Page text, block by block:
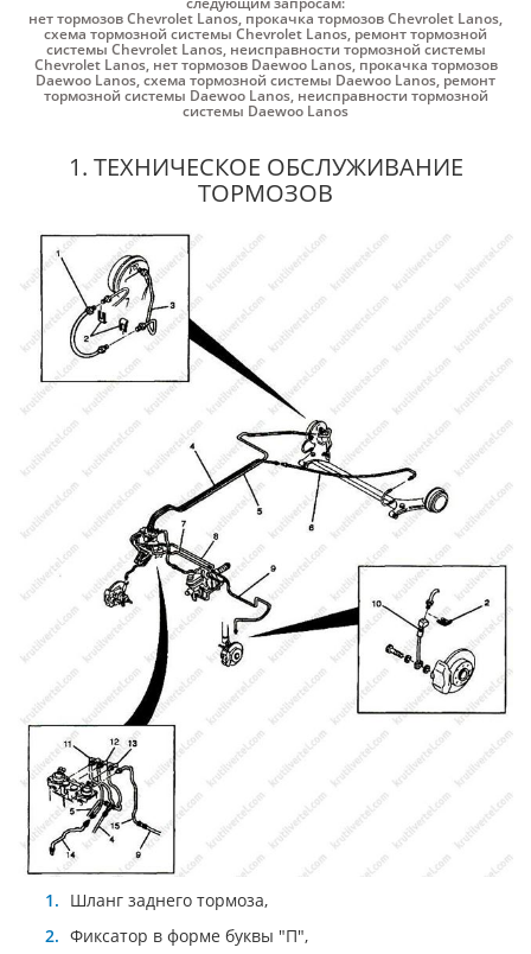
нет тормозов Chevrolet Lanos, прокачка тормозов Chevrolet Lanos,
схема тормозной системы Chevrolet Lanos, ремонт тормозной
системы Chevrolet Lanos, неисправности тормозной системы
Chevrolet Lanos, нет тормозов Daewoo Lanos, прокачка тормозов
Daewoo Lanos,схема тормозной системы Daewoo Lanos, ремонт
тормозной системы Daewoo Lanos, неисправности тормозной
системы Daewoo Lanos
1. ТЕХНИЧЕСКОЕ ОБСЛУЖИВАНИЕ
ТОРМОЗОВ
Шланг заднего тормоза,
Фиксатор в форме буквы "П",